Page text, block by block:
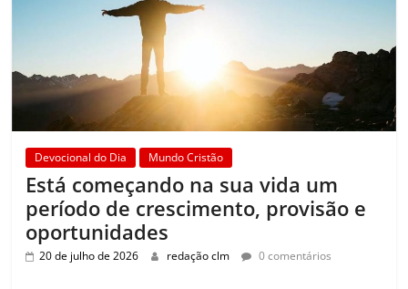
Devocional do Dia Mundo Cristão
Está começando na sua vida um
período de crescimento, provisão e
oportunidades
20 de julho de 2026 redação clm 0 comentários